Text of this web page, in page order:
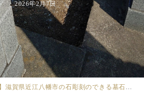
2026年2月7日
滋賀県近江八幡市の石彫刻のできる墓石店